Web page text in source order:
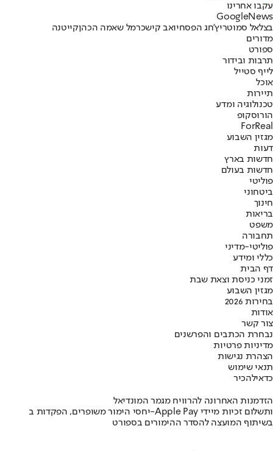
עקבו אחרינו
Googl eNews
בצלאל סמוטריץ'חג הפסחיואב קישכרמל שאמה הכהןקייטנה
מדורים
ספורט
תרבות ובידור
לייף סטייל
אוכל
תיירות
טכנולוגיה ומדע
הורוסקופ
ForReal
מגזין השבוע
דעות
חדשות בארץ
חדשות בעולם
פוליטי
ביטחוני
חינוך
בריאות
משפט
תחבורה
פוליטי-מדיני
כללי ומידע
דף הבית
זמני כניסת וצאת שבת
מגזין השבוע
בחירות 2026
אודות
צור קשר
נבחרת הכתבים והפרשנים
מדיניות פרטיות
הצהרת נגישות
תנאי שימוש
כדאילהכיר
הזדמנות האחרונה להרוויח מגמר המונדיאל
יחסי הימור משופרים, הפקדות ב-Apple Pay ותשלום זכיות מיידי
בשיתוף המועצה להסדר ההימורים בספורט